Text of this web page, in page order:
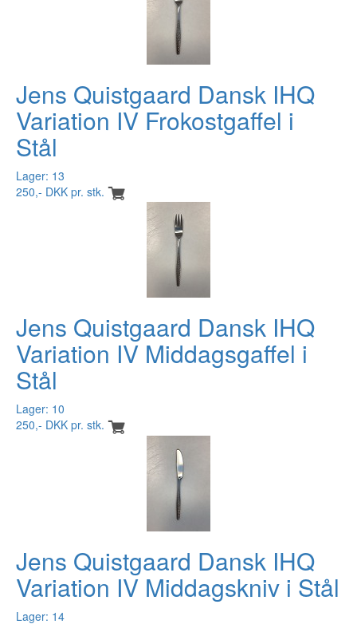
Jens Quistgaard Dansk IHQ
Variation IV Frokostgaffel i
Stål
Lager: 13
250,- DKK pr. stk.
Jens Quistgaard Dansk IHQ
Variation IV Middagsgaffel i
Stål
Lager: 10
250,- DKK pr. stk.
Jens Quistgaard Dansk IHQ
Variation IV Middagskniv i Stål
Lager: 14